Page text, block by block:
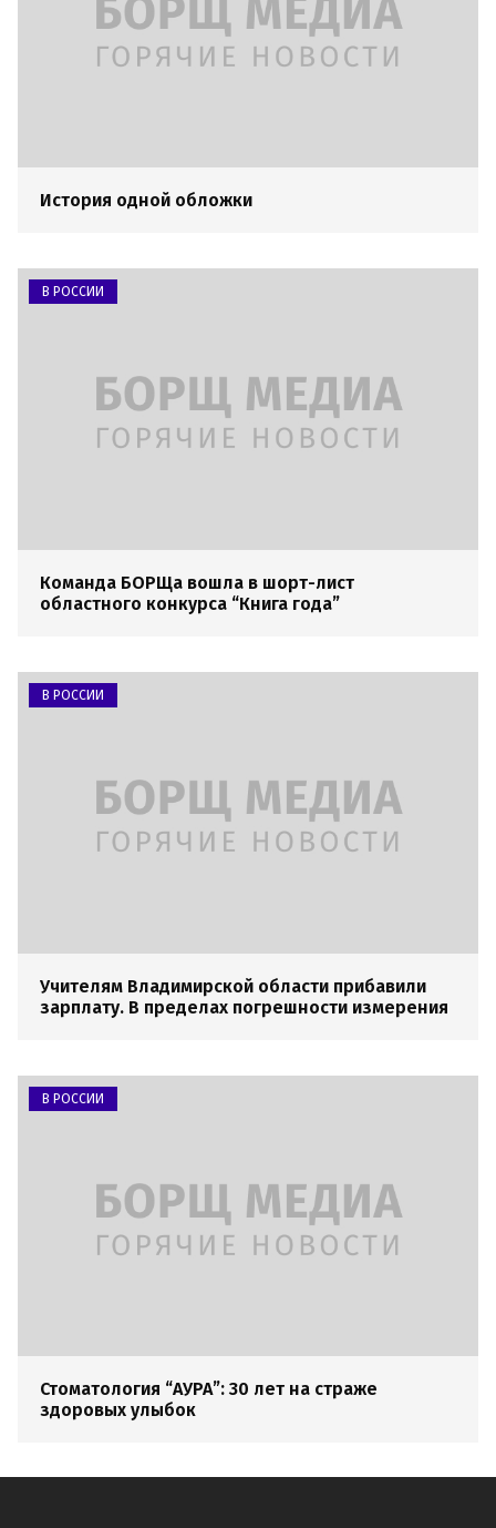
История одной обложки
В РОССИИ
Команда БОРЩа вошла в шорт-лист
областного конкурса “Книга года”
В РОССИИ
Учителям Владимирской области прибавили
зарплату. В пределах погрешности измерения
В РОССИИ
Стоматология “АУРА”: 30 лет на страже
здоровых улыбок